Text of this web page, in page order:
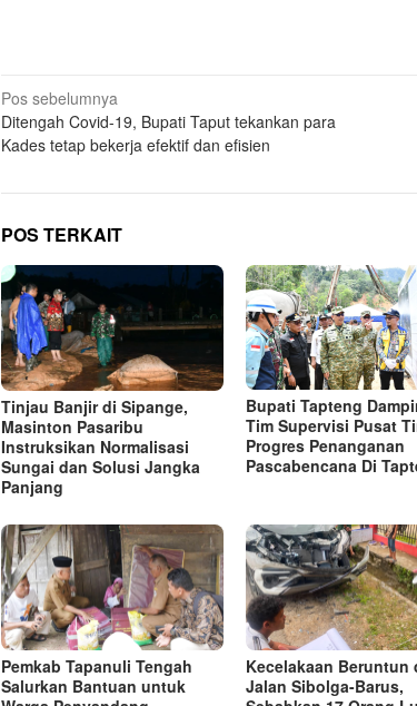
Navigasi
pos
Pos sebelumnya
Ditengah Covid-19, Bupati Taput tekankan para
Kades tetap bekerja efektif dan efisien
POS TERKAIT
Tinjau Banjir di Sipange,
Masinton Pasaribu
Instruksikan Normalisasi
Sungai dan Solusi Jangka
Panjang
Bupati Tapteng
Tim Supervisi Pusat
Progres Penanganan
Pascabencana Di
Pemkab Tapanuli Tengah
Salurkan Bantuan untuk
Kecelakaan Beruntun
Jalan Sibolga-Barus,